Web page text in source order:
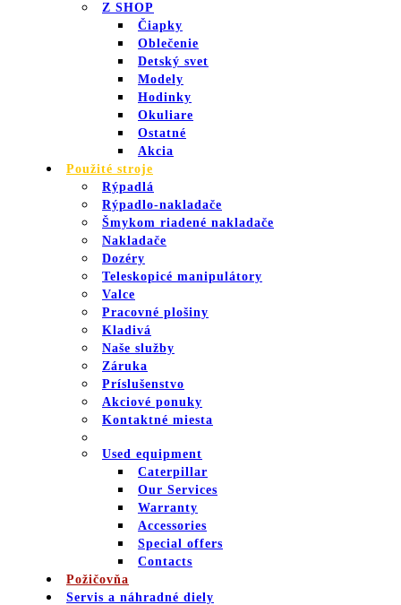
Z SHOP
Čiapky
Oblečenie
Detský svet
Modely
Hodinky
Okuliare
Ostatné
Akcia
Použité stroje
Rýpadlá
Rýpadlo-nakladače
Šmykom riadené nakladače
Nakladače
Dozéry
Teleskopicé manipulátory
Valce
Pracovné plošiny
Kladivá
Naše služby
Záruka
Príslušenstvo
Akciové ponuky
Kontaktné miesta
Used equipment
Caterpillar
Our Services
Warranty
Accessories
Special offers
Contacts
Požičovňa
Servis a náhradné diely